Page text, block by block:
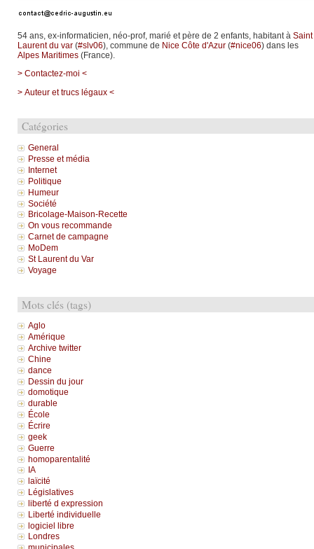
54 ans, ex-informaticien, néo-prof, marié et père de 2 enfants, habitant à Saint
Laurent du var(#slv06), commune de Nice Côte d'Azur(#nice06) dans les
Alpes Maritimes(France).
> Contactez-moi <
> Auteur et trucs légaux <
Catégories
General
Presse et média
Internet
Politique
Humeur
Société
Bricolage-Maison-Recette
On vous recommande
Carnet de campagne
MoDem
St Laurent du Var
Voyage
Mots clés (tags)
Aglo
Amérique
Archive twitter
Chine
dance
Dessin du jour
domotique
durable
École
Écrire
geek
Guerre
homoparentalité
IA
laïcité
Législatives
liberté d expression
Liberté individuelle
logiciel libre
Londres